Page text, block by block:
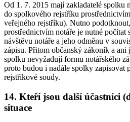
Od 1. 7. 2015 mají zakladatelé spolku
do spolkového rejstříku
veřejného rejstříku). Nutno
prostřednictvím notáře je nutné počítat
návštěvu notáře a jeho odměnu v
zápisu. Přitom občanský zákoník a
spolku nevyžadují formu notářského
proto budou i nadále spolky zapisovat
rejstříkové soudy.
14. Kteří jsou další účastníci
situace